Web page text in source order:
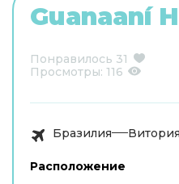
Guanaaní
Понравилось 31
Просмотры: 116
Бразилия Витория
Расположение